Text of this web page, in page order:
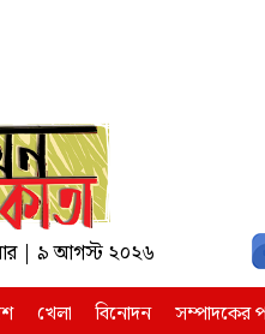
| ৯ আগস্ট ২০২৬
খেলা বিনোদন সম্পাদকের